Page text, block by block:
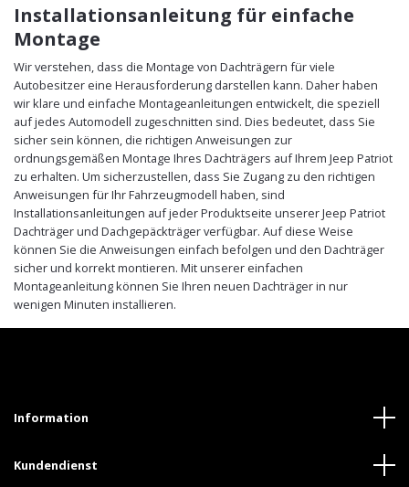
Installationsanleitung für einfache
Montage
Wir verstehen, dass die Montage von Dachträgern für viele
Autobesitzer eine Herausforderung darstellen kann. Daher haben
wir klare und einfache Montageanleitungen entwickelt, die speziell
auf jedes Automodell zugeschnitten sind. Dies bedeutet, dass Sie
sicher sein können, die richtigen Anweisungen zur
ordnungsgemäßen Montage Ihres Dachträgers auf Ihrem Jeep Patriot
zu erhalten. Um sicherzustellen, dass Sie Zugang zu den richtigen
Anweisungen für Ihr Fahrzeugmodell haben, sind
Installationsanleitungen auf jeder Produktseite unserer Jeep Patriot
Dachträger und Dachgepäckträger verfügbar. Auf diese Weise
können Sie die Anweisungen einfach befolgen und den Dachträger
sicher und korrekt montieren. Mit unserer einfachen
Montageanleitung können Sie Ihren neuen Dachträger in nur
wenigen Minuten installieren.
Information
Kundendienst